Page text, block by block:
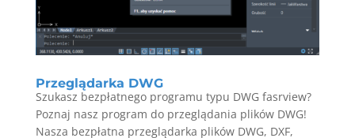
Przeglądarka DWG
Szukasz bezpłatnego programu typu DWG fasrview?
Poznaj nasz program do przeglądania plików DWG!
Nasza bezpłatna przeglądarka plików DWG, DXF,